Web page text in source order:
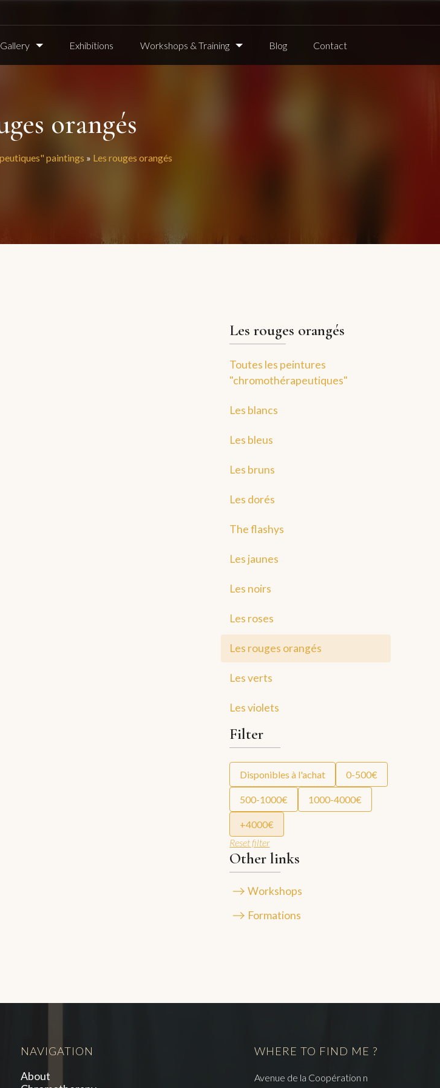
Gallery Exhibitions Workshops & Training Blog Contact
orangés
paintings » Les rouges orangés
Les rouges orangés
Toutes les peintures
"chromothérapeutiques"
Les blancs
Les bleus
Les bruns
Les dorés
The flashys
Les jaunes
Les noirs
Les roses
Les rouges orangés
Les verts
Les violets
Filter
Disponibles à l'achat 0-500€
500-1000€ 1000-4000€
+4000€
Reset filter
Other links
Workshops
Formations
NAVIGATION
About
WHERE TO FIND ME ?
Avenue de la Coopération n